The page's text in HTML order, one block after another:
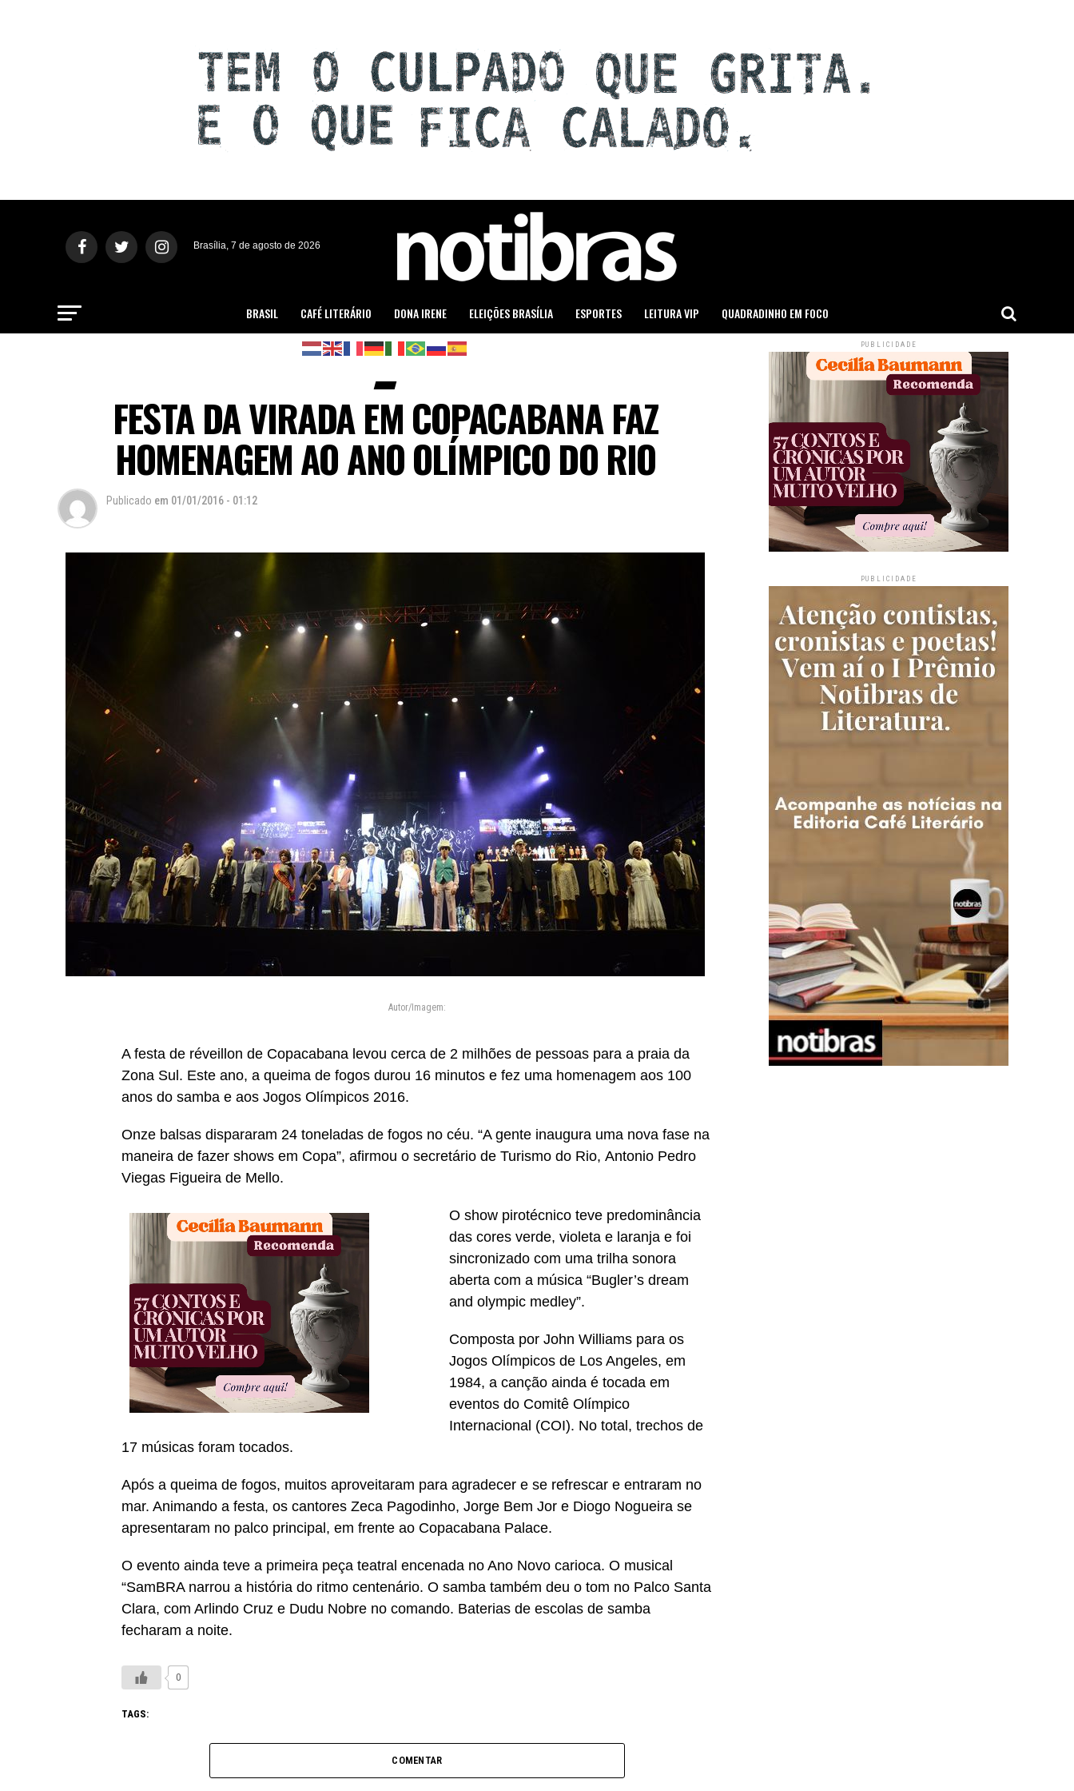
Brasília, 7 de agosto de 2026
BRASIL CAFÉ LITERÁRIO DONA IRENE ELEIÇÕES BRASÍLIA ESPORTES LEITURA VIP QUADRADINHO EM FOCO
FESTA DA VIRADA EM COPACABANA FAZ
HOMENAGEM AO ANO OLÍMPICO DO RIO
Publicado em 01/01/2016 - 01:12
Autor/Imagem:
A festa de réveillon de Copacabana levou cerca de 2 milhões de pessoas para a praia da
Zona Sul. Este ano, a queima de fogos durou 16 minutos e fez uma homenagem aos 100
anos do samba e aos Jogos Olímpicos 2016.
Onze balsas dispararam 24 toneladas de fogos no céu. “A gente inaugura uma nova fase na
maneira de fazer shows em Copa”, afirmou o secretário de Turismo do Rio, Antonio Pedro
Viegas Figueira de Mello.
O show pirotécnico teve predominância
das cores verde, violeta e laranja e foi
sincronizado com uma trilha sonora
aberta com a música “Bugler’s dream
and olympic medley”.
Composta por John Williams para os
Jogos Olímpicos de Los Angeles, em
1984, a canção ainda é tocada em
eventos do Comitê Olímpico
Internacional (COI). No total, trechos de
17 músicas foram tocados.
Após a queima de fogos, muitos aproveitaram para agradecer e se refrescar e entraram no
mar. Animando a festa, os cantores Zeca Pagodinho, Jorge Bem Jor e Diogo Nogueira se
apresentaram no palco principal, em frente ao Copacabana Palace.
O evento ainda teve a primeira peça teatral encenada no Ano Novo carioca. O musical
“SamBRA narrou a história do ritmo centenário. O samba também deu o tom no Palco Santa
Clara, com Arlindo Cruz e Dudu Nobre no comando. Baterias de escolas de samba
fecharam a noite.
0
TAGS:
COMENTAR
PUBLICIDADE
PUBLICIDADE